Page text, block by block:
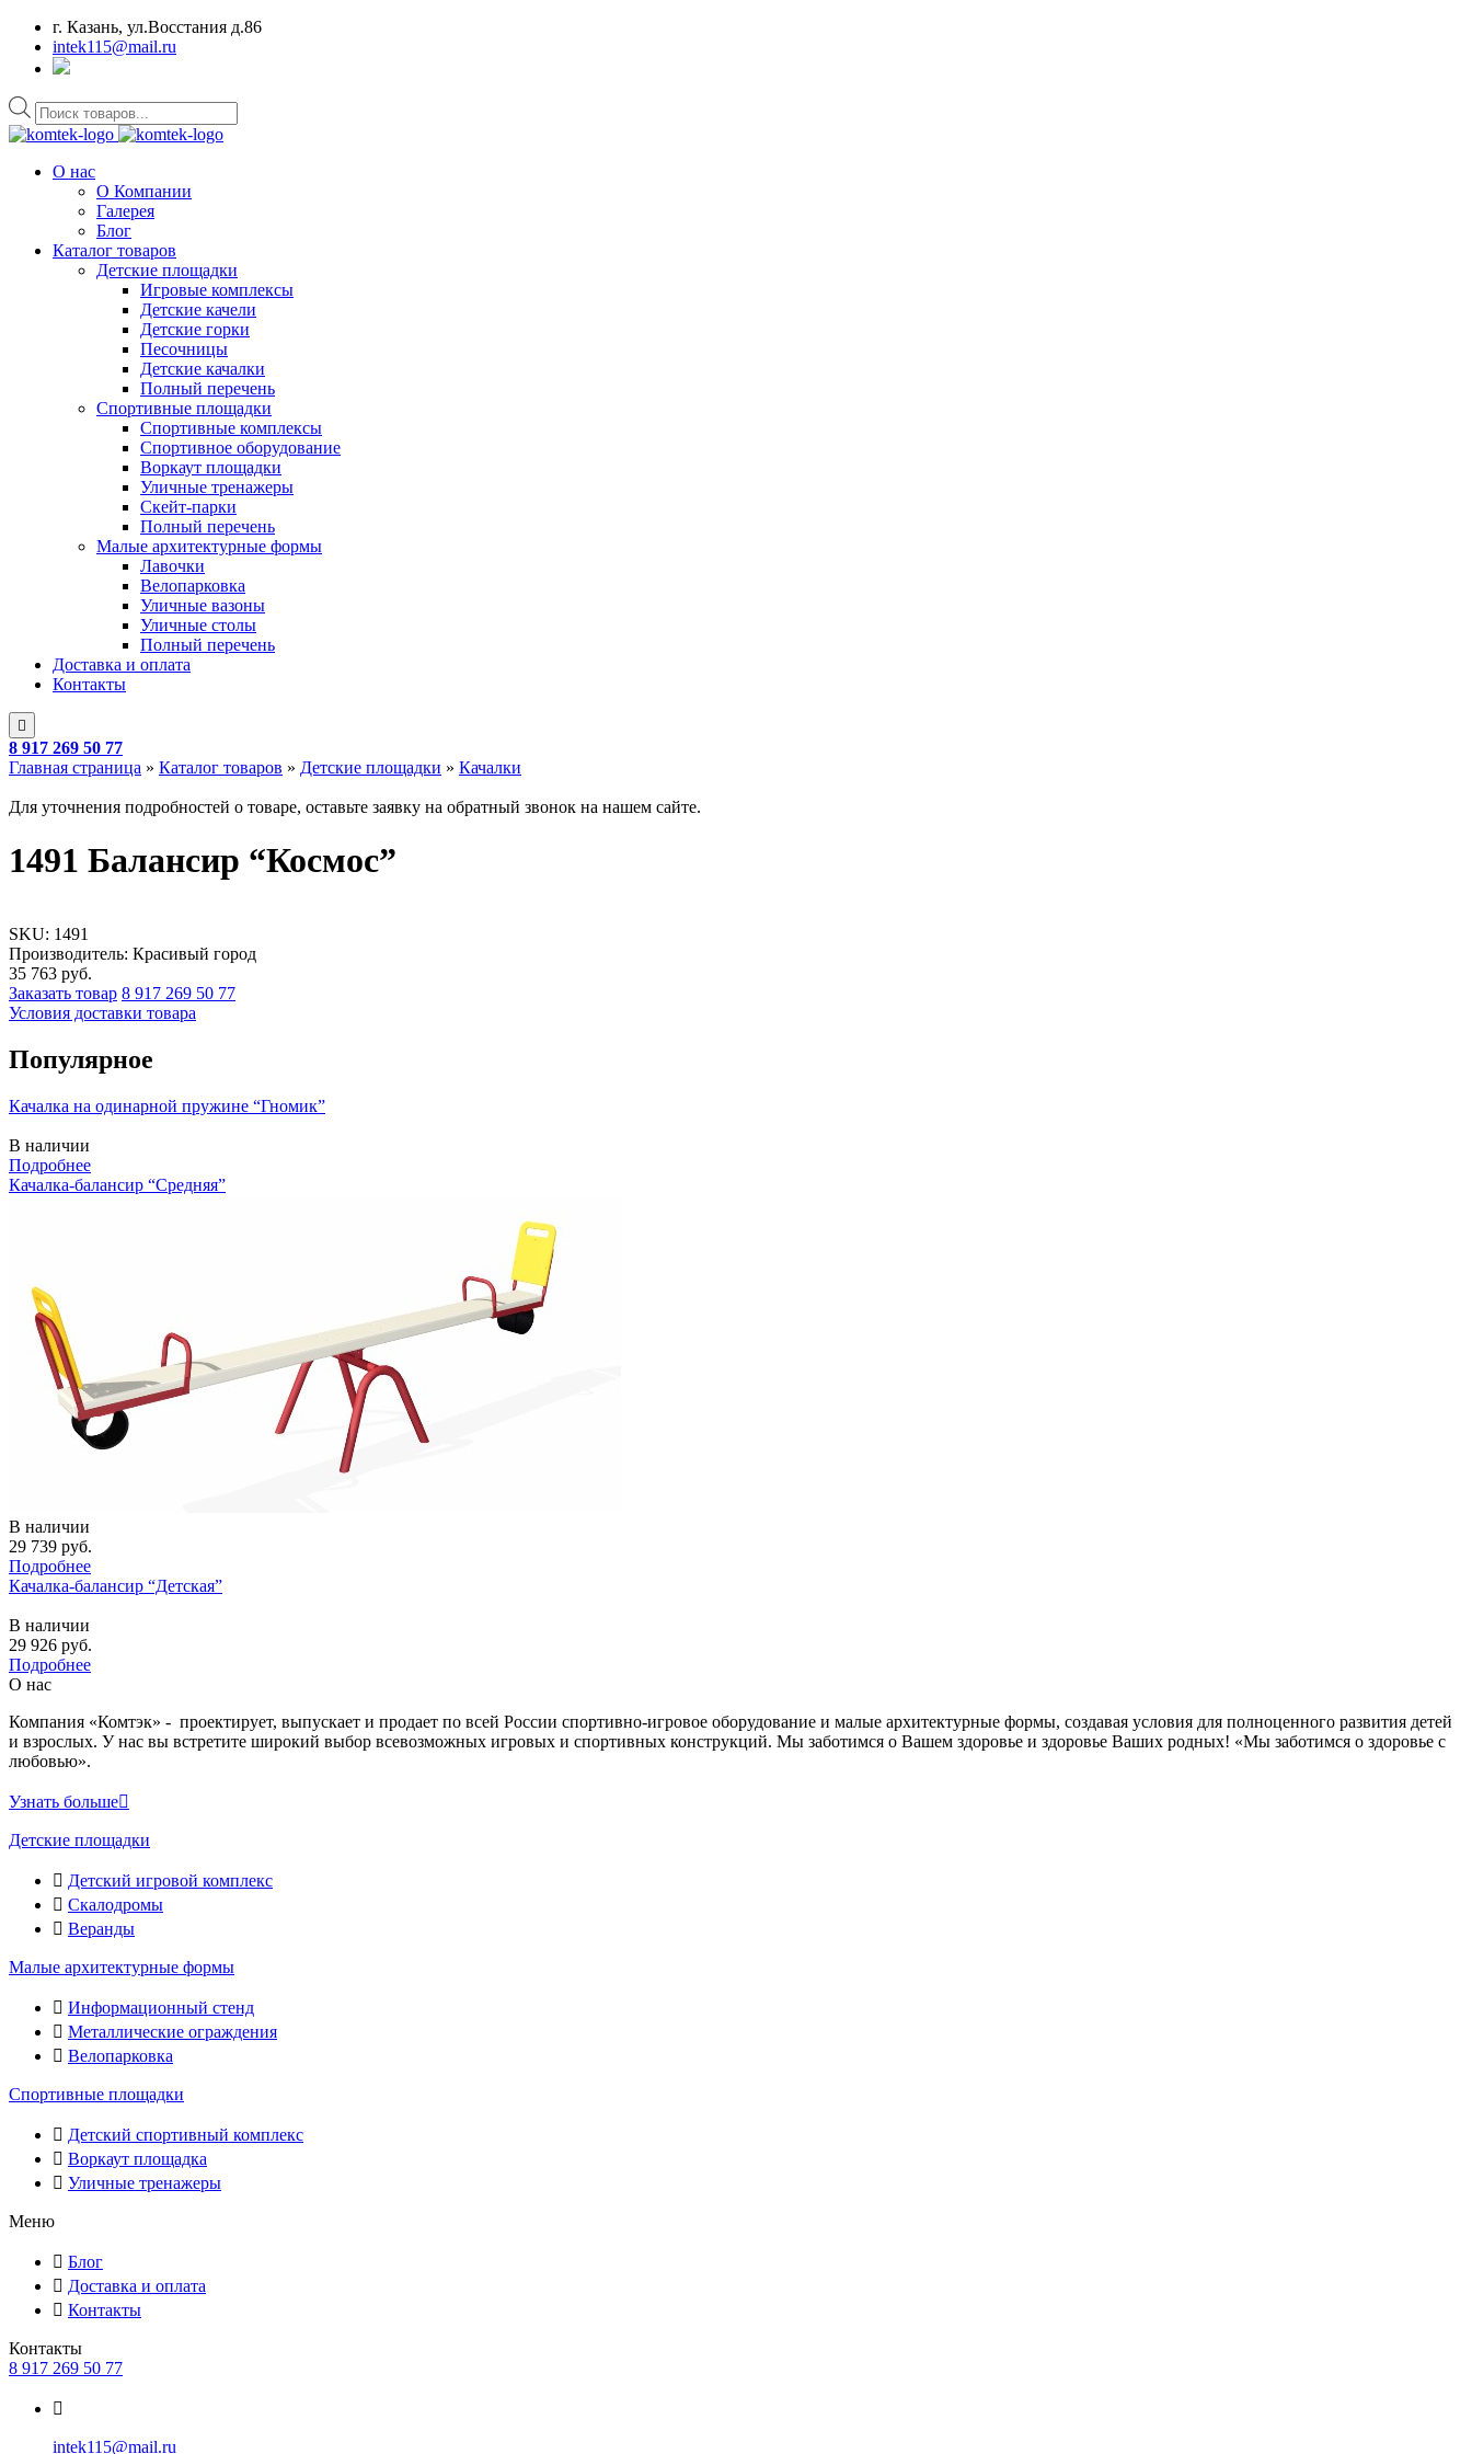
г. Казань, ул.Восстания д.86
intek115@mail.ru
Поиск
товаров
О нас
О Компании
Галерея
Блог
Каталог товаров
Детские площадки
Игровые комплексы
Детские качели
Детские горки
Песочницы
Детские качалки
Полный перечень
Спортивные площадки
Спортивные комплексы
Спортивное оборудование
Воркаут площадки
Уличные тренажеры
Скейт-парки
Полный перечень
Малые архитектурные формы
Лавочки
Велопарковка
Уличные вазоны
Уличные столы
Полный перечень
Доставка и оплата
Контакты
8 917 269 50 77
Главная страница » Каталог товаров » Детские площадки » Качалки
Для уточнения подробностей о товаре, оставьте заявку на обратный звонок на нашем сайте.
1491 Балансир “Космос”
SKU: 1491
Производитель: Красивый город
35 763 руб.
Заказать товар 8 917 269 50 77
Условия доставки товара
Популярное
Качалка на одинарной пружине “Гномик”
В наличии
Подробнее
Качалка-балансир “Средняя”
В наличии
29 739 руб.
Подробнее
Качалка-балансир “Детская”
В наличии
29 926 руб.
Подробнее
О нас
Компания «Комтэк» - проектирует, выпускает и продает по всей России спортивно-игровое оборудование и малые архитектурные формы, создавая условия для полноценного развития детей
и взрослых. У нас вы встретите широкий выбор всевозможных игровых и спортивных конструкций. Мы заботимся о Вашем здоровье и здоровье Ваших родных! «Мы заботимся о здоровье с
любовью».
Узнать больше
Детские площадки
Детский игровой комплекс
Скалодромы
Веранды
Малые архитектурные формы
Информационный стенд
Металлические ограждения
Велопарковка
Спортивные площадки
Детский спортивный комплекс
Воркаут площадка
Уличные тренажеры
Меню
Блог
Доставка и оплата
Контакты
Контакты
8 917 269 50 77
intek115@mail.ru